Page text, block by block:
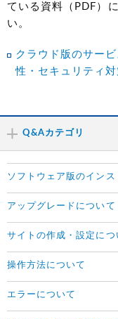
ている資料（PDF）
い。
クラウド版のサー
性・セキュリティ
Q&Aカテゴリ
ソフトウェア版のインス
アップグレードについて
サイトの作成・設定につ
操作方法について
エラーについて